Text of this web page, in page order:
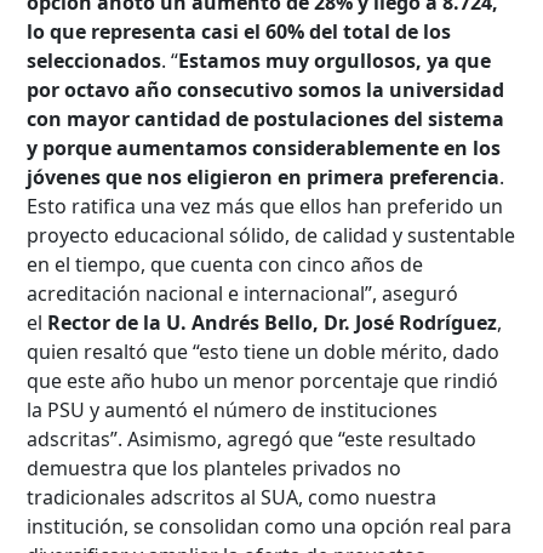
lo que representa casi el 60% del total de los
seleccionados. “Estamos muy orgullosos, ya que
por octavo año consecutivo somos la universidad
con mayor cantidad de postulaciones del sistema
y porque aumentamos considerablemente en los
jóvenes que nos eligieron en primera preferencia.
Esto ratifica una vez más que ellos han preferido un
proyecto educacional sólido, de calidad y sustentable
en el tiempo, que cuenta con cinco años de
acreditación nacional e internacional”, aseguró
el Rector de la U. Andrés Bello, Dr. José Rodríguez,
quien resaltó que “esto tiene un doble mérito, dado
que este año hubo un menor porcentaje que rindió
la PSU y aumentó el número de instituciones
adscritas”. Asimismo, agregó que “este resultado
demuestra que los planteles privados no
tradicionales adscritos al SUA, como nuestra
institución, se consolidan como una opción real para